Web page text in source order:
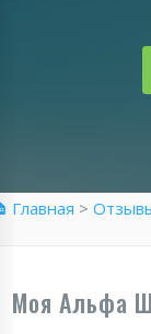
Главная >
Моя Альфа